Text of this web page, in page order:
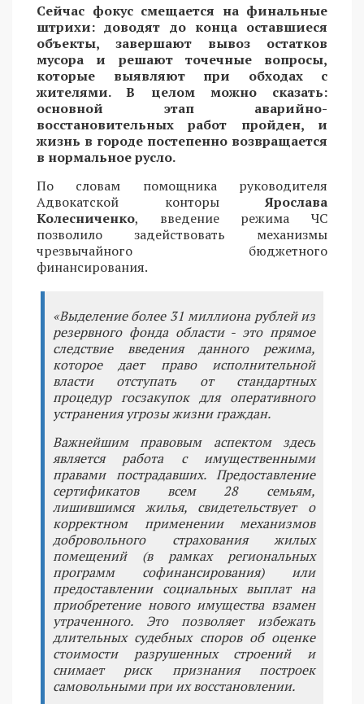
Сейчас фокус смещается на финальные
штрихи: доводят до конца оставшиеся
объекты, завершают вывоз остатков
мусора и решают точечные вопросы,
которые выявляют при обходах с
жителями. В целом можно сказать:
основной этап аварийно-
восстановительных работ пройден, и
жизнь в городе постепенно возвращается
в нормальное русло.
По словам помощника руководителя
Адвокатской конторыЯрослава
Колесниченко, введение режима ЧС
позволило задействовать механизмы
чрезвычайного бюджетного
финансирования.
«Выделение более 31 миллиона рублей из
резервного фонда области - это прямое
следствие введения данного режима,
которое дает право исполнительной
власти отступать от стандартных
процедур госзакупок для оперативного
устранения угрозы жизни граждан.
Важнейшим правовым аспектом здесь
является работа с имущественными
правами пострадавших. Предоставление
сертификатов всем 28 семьям,
лишившимся жилья, свидетельствует о
корректном применении механизмов
добровольного страхования жилых
помещений (в рамках региональных
программ софинансирования) или
предоставлении социальных выплат на
приобретение нового имущества взамен
утраченного. Это позволяет избежать
длительных судебных споров об оценке
стоимости разрушенных строений и
снимает риск признания построек
самовольными при их восстановлении.